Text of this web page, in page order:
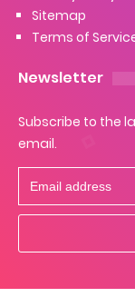
Sitemap
Terms of
Newsletter
Subscribe to the
email.